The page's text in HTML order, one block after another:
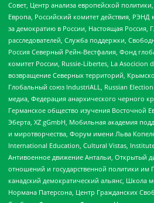
Совет, Центр анализа европейской
Европа, Российский комитет действия,
за демократию в России, Настоящая Россия,
расследователей, Служба поддержки,
Россия Северный Рейн-Вестфалия, Фонд
комитет России, Russie-Libertes, La Asocicion
возвращение Северных территорий,
Глобальный союз IndustriALL, Russian
медиа, Федерация анархического черного
Германское общество изучения Восточной
Эберта, XZ gGmbH, Мобильная академия
и миротворчества, Форум имени Льва
International Education, Cultural Vistas,
Антивоенное движение Антальи, Открытый
отношений и государственной политики им
канадский демократический альянс,
Нормана Патерсона, Центр Гражданских